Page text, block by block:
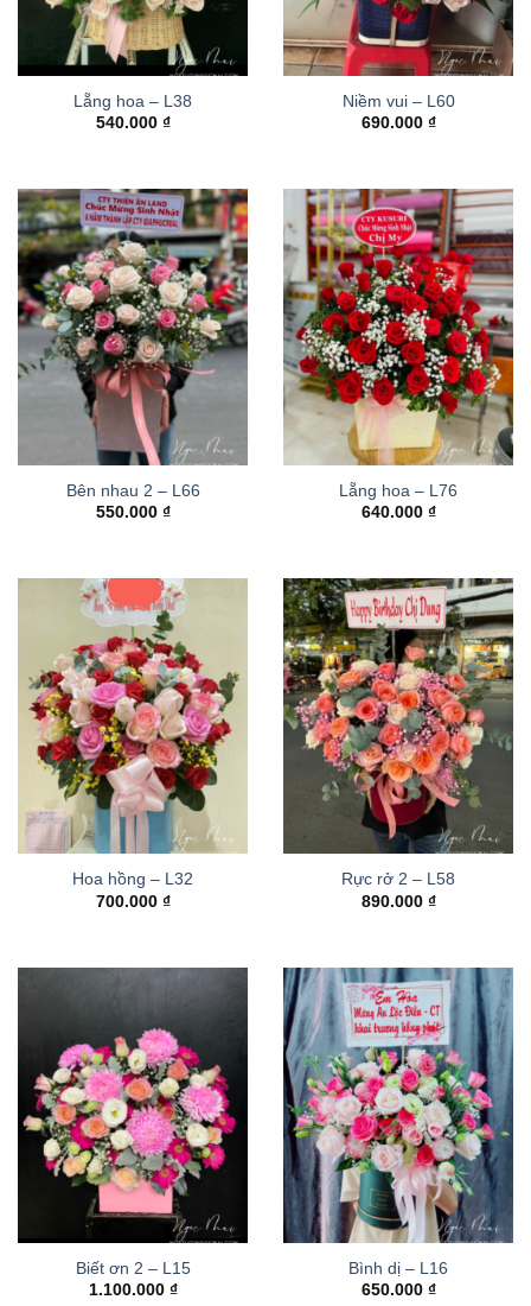
Lẵng hoa – L38
540.000 ₫
Niềm vui – L60
690.000 ₫
Bên nhau 2 – L66
550.000 ₫
Lẵng hoa – L76
640.000 ₫
Hoa hồng – L32
700.000 ₫
Rực rở 2 – L58
890.000 ₫
Biết ơn 2 – L15
1.100.000 ₫
Bình dị – L16
650.000 ₫